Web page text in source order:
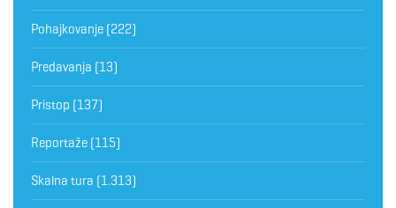
Pohajkovanje (222)
Predavanja (13)
Pristop (137)
Reportaže (115)
Skalna tura (1.313)